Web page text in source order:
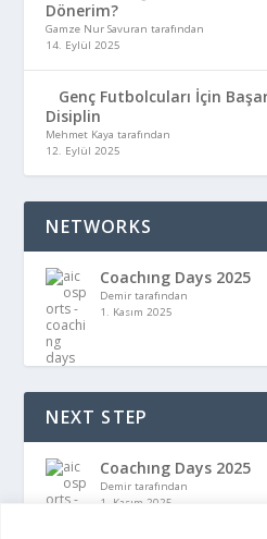
Dönerim?
Gamze Nur Savuran tarafından
14. Eylül 2025
Genç Futbolcuları İçin
Disiplin
Mehmet Kaya tarafından
12. Eylül 2025
NETWORKS
Coachıng Days 2025
Demir tarafından
1. Kasım 2025
NEXT STEP
Coachıng Days 2025
Demir tarafından
1. Kasım 2025